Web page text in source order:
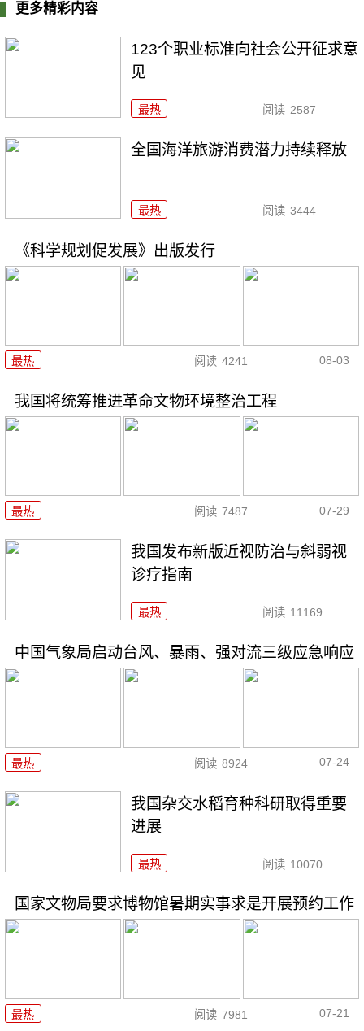
更多精彩内容
123个职业标准向社会公开征求意
见
最热 阅读 2587
全国海洋旅游消费潜力持续释放
最热 阅读 3444
《科学规划促发展》出版发行
最热 阅读 4241 08-03
我国将统筹推进革命文物环境整治工程
最热 阅读 7487 07-29
我国发布新版近视防治与斜弱视
诊疗指南
最热 阅读 11169
中国气象局启动台风、暴雨、强对流三级应急响应
最热 阅读 8924 07-24
我国杂交水稻育种科研取得重要
进展
最热 阅读 10070
国家文物局要求博物馆暑期实事求是开展预约工作
最热 阅读 7981 07-21